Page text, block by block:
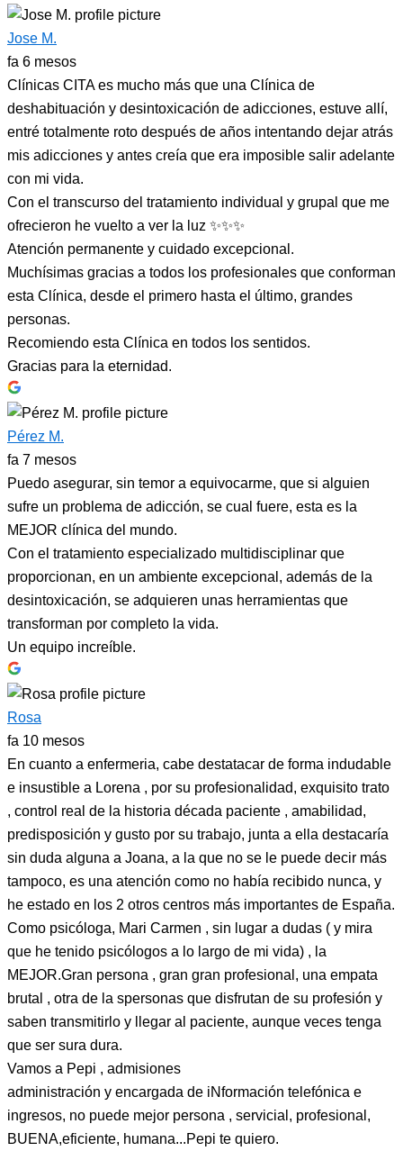
Jose M.
fa 6 mesos
Clínicas CITA es mucho más que una Clínica de
deshabituación y desintoxicación de adicciones, estuve allí,
entré totalmente roto después de años intentando dejar atrás
mis adicciones y antes creía que era imposible salir adelante
con mi vida.
Con el transcurso del tratamiento individual y grupal que me
ofrecieron he vuelto a ver la luz ✨✨✨
Atención permanente y cuidado excepcional.
Muchísimas gracias a todos los profesionales que conforman
esta Clínica, desde el primero hasta el último, grandes
personas.
Recomiendo esta Clínica en todos los sentidos.
Gracias para la eternidad.
Pérez M.
fa 7 mesos
Puedo asegurar, sin temor a equivocarme, que si alguien
sufre un problema de adicción, se cual fuere, esta es la
MEJOR clínica del mundo.
Con el tratamiento especializado multidisciplinar que
proporcionan, en un ambiente excepcional, además de la
desintoxicación, se adquieren unas herramientas que
transforman por completo la vida.
Un equipo increíble.
Rosa
fa 10 mesos
En cuanto a enfermeria, cabe destatacar de forma indudable
e insustible a Lorena , por su profesionalidad, exquisito trato
, control real de la historia década paciente , amabilidad,
predisposición y gusto por su trabajo, junta a ella destacaría
sin duda alguna a Joana, a la que no se le puede decir más
tampoco, es una atención como no había recibido nunca, y
he estado en los 2 otros centros más importantes de España.
Como psicóloga, Mari Carmen , sin lugar a dudas ( y mira
que he tenido psicólogos a lo largo de mi vida) , la
MEJOR.Gran persona , gran gran profesional, una empata
brutal , otra de la spersonas que disfrutan de su profesión y
saben transmitirlo y llegar al paciente, aunque veces tenga
que ser sura dura.
Vamos a Pepi , admisiones
administración y encargada de iNformación telefónica e
ingresos, no puede mejor persona , servicial, profesional,
BUENA,eficiente, humana...Pepi te quiero.